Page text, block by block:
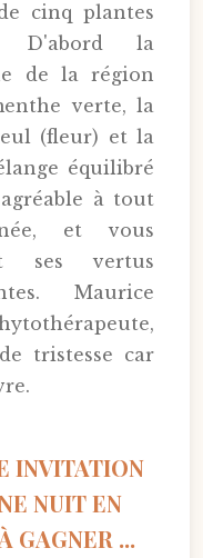
cinq plantes
D'abord la
de la région
verte, la
(fleur) et la
équilibré
à tout
et vous
ses vertus
Maurice
tristesse car
INVITATION
NUIT EN
GAGNER ...